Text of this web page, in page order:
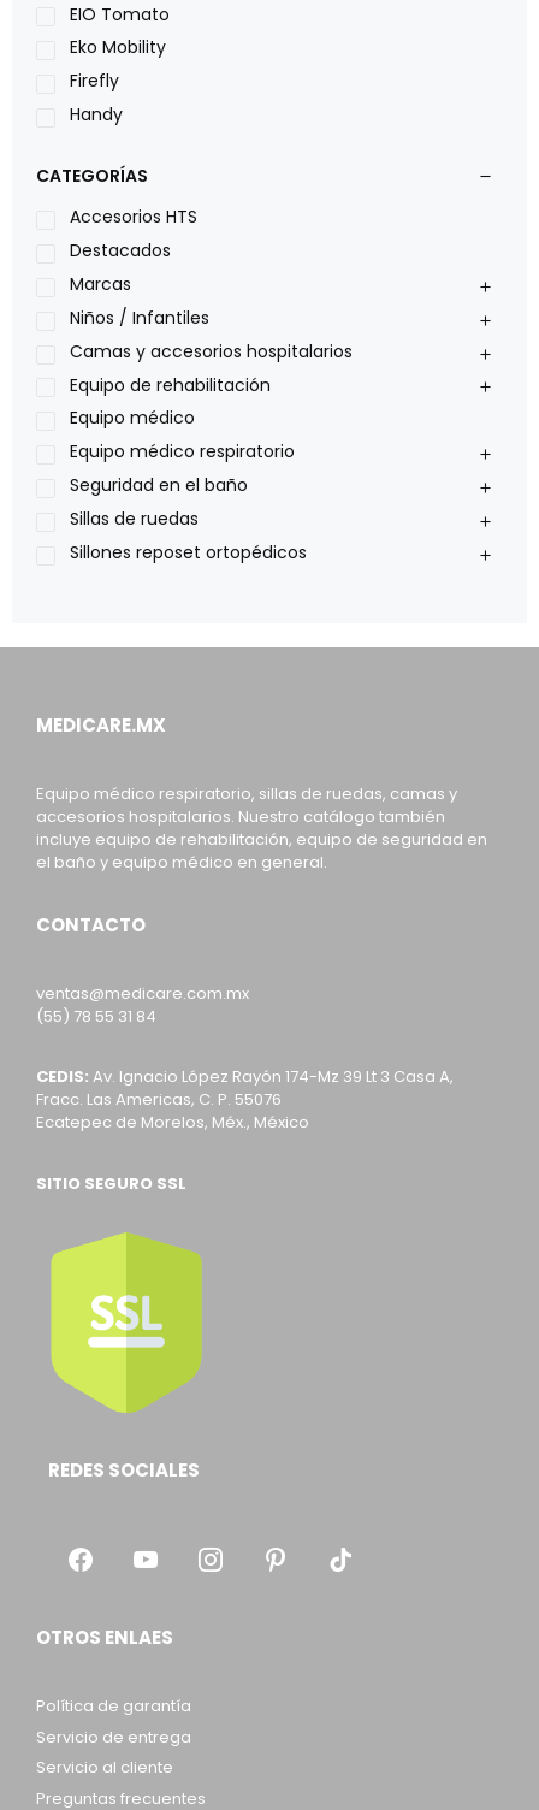
EIO Tomato
Eko Mobility
Firefly
Handy
Leggero
Lumex
Medical Store
Nidek
Oxiplus
Philips
Pride
Roho
Sillas de ruedas Everest Jennings
Stealth products
Xiehe Medical
CATEGORÍAS
Accesorios HTS
Destacados
Marcas
Niños / Infantiles
Camas y accesorios hospitalarios
Equipo de rehabilitación
Equipo médico
Equipo médico respiratorio
Seguridad en el baño
Sillas de ruedas
Sillones reposet ortopédicos
MEDICARE.MX
Equipo médico respiratorio, sillas de ruedas, camas y
accesorios hospitalarios. Nuestro catálogo también
incluye equipo de rehabilitación, equipo de seguridad en
el baño y equipo médico en general.
CONTACTO
ventas@medicare.com.mx
(55) 78 55 31 84
CEDIS: Av. Ignacio López Rayón 174-Mz 39 Lt 3 Casa A,
Fracc. Las Americas, C. P. 55076
Ecatepec de Morelos, Méx., México
SITIO SEGURO SSL
REDES SOCIALES
OTROS ENLAES
Política de garantía
Servicio de entrega
Servicio al cliente
Preguntas frecuentes